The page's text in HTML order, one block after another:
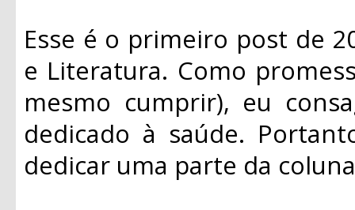
Esse é o primeiro post de
e Literatura. Como
mesmo cumprir), eu
dedicado à saúde.
dedicar uma parte da